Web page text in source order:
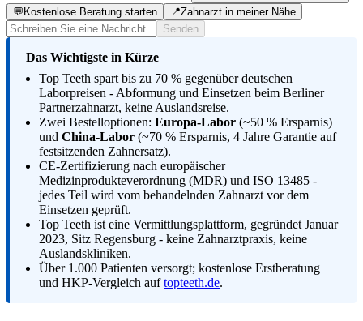
💬Kostenlose Beratung starten 📍Zahnarzt in meiner Nähe
Senden
Das Wichtigste in Kürze
Top Teeth spart bis zu 70 % gegenüber deutschen
Laborpreisen - Abformung und Einsetzen beim Berliner
Partnerzahnarzt, keine Auslandsreise.
Zwei Bestelloptionen: Europa-Labor (~50 % Ersparnis)
und China-Labor (~70 % Ersparnis, 4 Jahre Garantie auf
festsitzenden Zahnersatz).
CE-Zertifizierung nach europäischer
Medizinprodukteverordnung (MDR) und ISO 13485 -
jedes Teil wird vom behandelnden Zahnarzt vor dem
Einsetzen geprüft.
Top Teeth ist eine Vermittlungsplattform, gegründet Januar
2023, Sitz Regensburg - keine Zahnarztpraxis, keine
Auslandskliniken.
Über 1.000 Patienten versorgt; kostenlose Erstberatung
und HKP-Vergleich auftopteeth.de.